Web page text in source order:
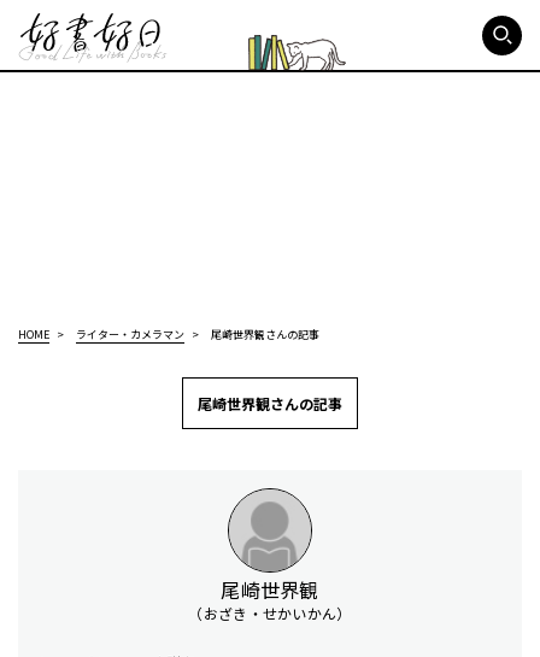
HOME ライター・カメラマン 尾崎世界観さんの記事
尾崎世界観さんの記事
尾崎世界観
（おざき・せかいかん）